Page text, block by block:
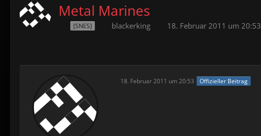
Metal Marines
[SNES] blackerking 18. Februar 2011 um 20:53
18. Februar 2011 um 20:53 Offizieller Beitrag